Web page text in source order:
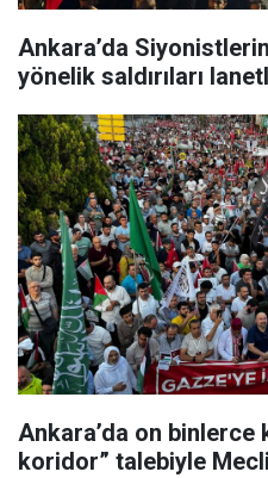
Ankara’da
yönelik saldırıları
Ankara’da on binlerce
koridor” talebiyle